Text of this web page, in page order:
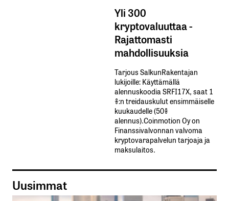
Yli 300
kryptovaluuttaa -
Rajattomasti
mahdollisuuksia
Tarjous SalkunRakentajan
lukijoille: Käyttämällä​ ​
alennuskoodia​ ​SRFI17X,​ ​saat​ ​1
%:n treidauskulut​ ​ensimmäiselle​ ​
kuukaudelle​ ​(50%​ ​
alennus).Coinmotion Oy on
Finanssivalvonnan valvoma
kryptovarapalvelun tarjoaja ja
maksulaitos.
Uusimmat